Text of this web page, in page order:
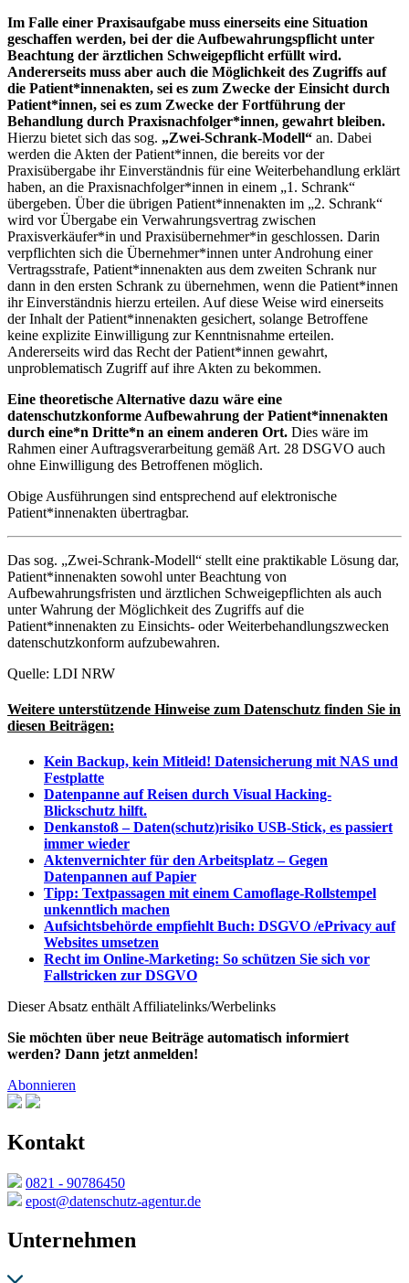
Im Falle einer Praxisaufgabe muss einerseits eine Situation
geschaffen werden, bei der die Aufbewahrungspflicht unter
Beachtung der ärztlichen Schweigepflicht erfüllt wird.
Andererseits muss aber auch die Möglichkeit des Zugriffs auf
die Patient*innenakten, sei es zum Zwecke der Einsicht durch
Patient*innen, sei es zum Zwecke der Fortführung der
Behandlung durch Praxisnachfolger*innen, gewahrt bleiben.
Hierzu bietet sich das sog. „Zwei-Schrank-Modell“ an. Dabei
werden die Akten der Patient*innen, die bereits vor der
Praxisübergabe ihr Einverständnis für eine Weiterbehandlung erklärt
haben, an die Praxisnachfolger*innen in einem „1. Schrank“
übergeben. Über die übrigen Patient*innenakten im „2. Schrank“
wird vor Übergabe ein Verwahrungsvertrag zwischen
Praxisverkäufer*in und Praxisübernehmer*in geschlossen. Darin
verpflichten sich die Übernehmer*innen unter Androhung einer
Vertragsstrafe, Patient*innenakten aus dem zweiten Schrank nur
dann in den ersten Schrank zu übernehmen, wenn die Patient*innen
ihr Einverständnis hierzu erteilen. Auf diese Weise wird einerseits
der Inhalt der Patient*innenakten gesichert, solange Betroffene
keine explizite Einwilligung zur Kenntnisnahme erteilen.
Andererseits wird das Recht der Patient*innen gewahrt,
unproblematisch Zugriff auf ihre Akten zu bekommen.
Eine theoretische Alternative dazu wäre eine
datenschutzkonforme Aufbewahrung der Patient*innenakten
durch eine*n Dritte*n an einem anderen Ort. Dies wäre im
Rahmen einer Auftragsverarbeitung gemäß Art. 28 DSGVO auch
ohne Einwilligung des Betroffenen möglich.
Obige Ausführungen sind entsprechend auf elektronische
Patient*innenakten übertragbar.
Das sog. „Zwei-Schrank-Modell“ stellt eine praktikable Lösung dar,
Patient*innenakten sowohl unter Beachtung von
Aufbewahrungsfristen und ärztlichen Schweigepflichten als auch
unter Wahrung der Möglichkeit des Zugriffs auf die
Patient*innenakten zu Einsichts- oder Weiterbehandlungszwecken
datenschutzkonform aufzubewahren.
Quelle: LDI NRW
Weitere unterstützende Hinweise zum Datenschutz finden Sie in
diesen Beiträgen:
Kein Backup, kein Mitleid! Datensicherung mit NAS und
Festplatte
Datenpanne auf Reisen durch Visual Hacking-
Blickschutz hilft.
Denkanstoß – Daten(schutz)risiko USB-Stick, es passiert
immer wieder
Aktenvernichter für den Arbeitsplatz – Gegen
Datenpannen auf Papier
Tipp: Textpassagen mit einem Camoflage-Rollstempel
unkenntlich machen
Aufsichtsbehörde empfiehlt Buch: DSGVO /ePrivacy auf
Websites umsetzen
Recht im Online-Marketing: So schützen Sie sich vor
Fallstricken zur DSGVO
Dieser Absatz enthält Affiliatelinks/Werbelinks
Sie möchten über neue Beiträge automatisch informiert
werden? Dann jetzt anmelden!
Abonnieren
Kontakt
0821 - 90786450
epost@datenschutz-agentur.de
Unternehmen